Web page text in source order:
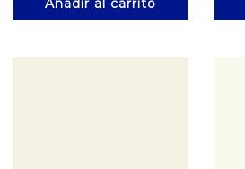
Añadir al carrito